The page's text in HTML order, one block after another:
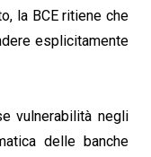
la BCE ritiene che
esplicitamente
vulnerabilità negli
delle banche